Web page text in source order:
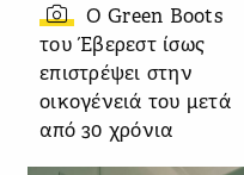
Ο Green Boots
του Έβερεστ ίσως
επιστρέψει στην
οικογένειά του μετά
από 30 χρόνια